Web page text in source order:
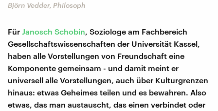
Björn Vedder, Philosoph
Für Janosch Schobin , Soziologe am Fachbereich
Gesellschaftswissenschaften der Universität Kassel,
haben alle Vorstellungen von Freundschaft eine
Komponente gemeinsam - und damit meint er
universell alle Vorstellungen, auch über Kulturgrenzen
hinaus: etwas Geheimes teilen und es bewahren. Also
etwas, das man austauscht, das einen verbindet oder